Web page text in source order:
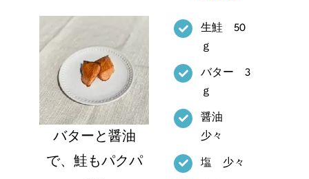
バターと醤油
で、鮭もパクパ
生鮭 50
ｇ
バター 3
ｇ
醤油
少々
塩 少々